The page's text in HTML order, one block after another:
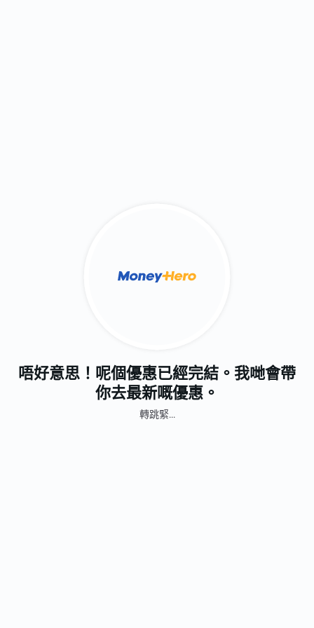
唔好意思！呢個優惠已經完結。我哋會帶
你去最新嘅優惠。
轉跳緊...